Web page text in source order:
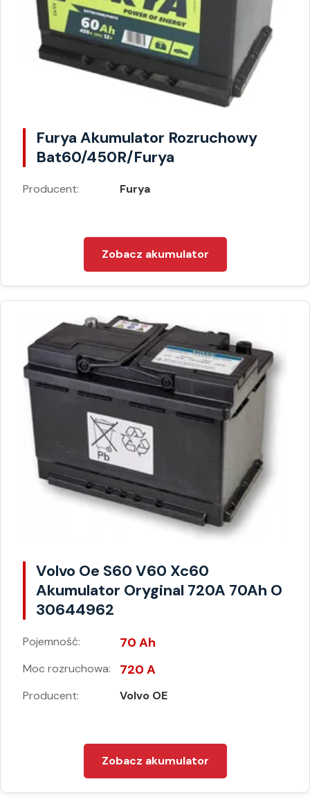
Furya Akumulator Rozruchowy
Bat60/450R/Furya
Producent: Furya
Zobacz akumulator
Volvo Oe S60 V60 Xc60
Akumulator Oryginal 720A 70Ah O
30644962
Pojemność: 70 Ah
Moc rozruchowa: 720 A
Producent: Volvo OE
Zobacz akumulator